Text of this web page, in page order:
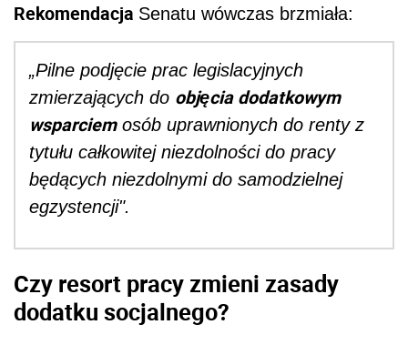
Rekomendacja Senatu wówczas brzmiała:
„Pilne podjęcie prac legislacyjnych
zmierzających do objęcia dodatkowym
wsparciemosób uprawnionych do renty z
tytułu całkowitej niezdolności do pracy
będących niezdolnymi do samodzielnej
egzystencji".
Czy resort pracy zmieni zasady
dodatku socjalnego?